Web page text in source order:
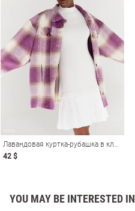
Лавандовая куртка-рубашка в клетку
42 $
YOU MAY BE INTERESTED IN